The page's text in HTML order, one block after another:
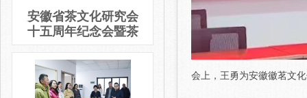
安徽省茶文化研究会
十五周年纪念会暨茶
文化论坛隆重举办
会上，王勇为安徽徽茗文